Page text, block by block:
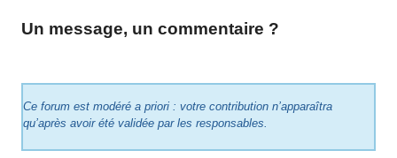
Un message, un commentaire ?
Ce forum est modéré a priori : votre contribution n’apparaîtra
qu’après avoir été validée par les responsables.